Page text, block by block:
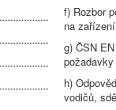
f) Rozbor
na
g) ČSN
h)
vodičů,